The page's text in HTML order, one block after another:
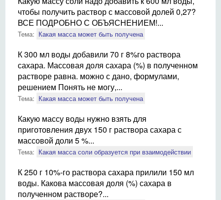
чтобы получить раствор с массовой долей 0,27?
ВСЕ ПОДРОБНО С ОБЪЯСНЕНИЕМ!...
Тема: Какая масса может быть получена
К 300 мл воды добавили 70 г 8%го раствора
сахара. Массовая доля сахара (%) в полученном
растворе равна. можно с дано, формулами,
решением Понять не могу,...
Тема: Какая масса может быть получена
Какую массу воды нужно взять для
приготовления двух 150 г раствора сахара с
массовой доли 5 %...
Тема: Какая масса соли образуется при взаимодействии
К 250 г 10%-го раствора сахара прилили 150 мл
воды. Какова массовая доля (%) сахара в
полученном растворе?...